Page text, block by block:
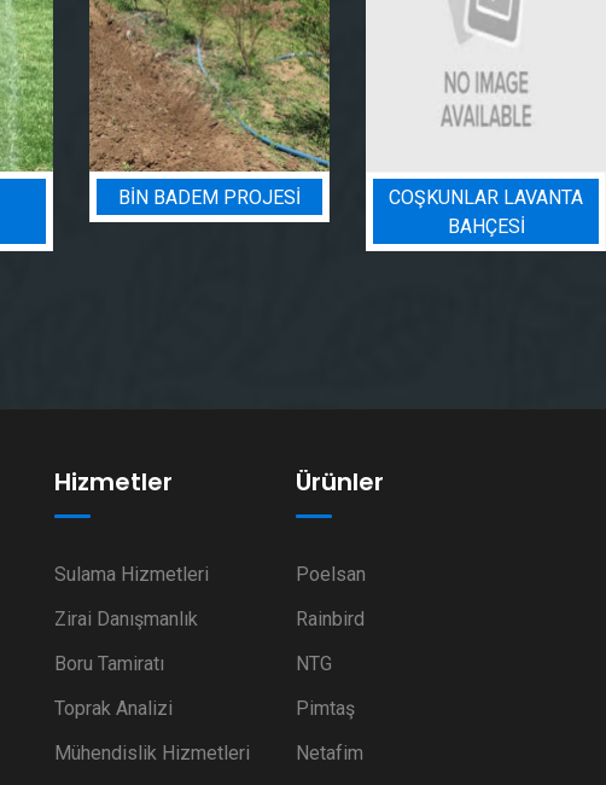
BIN BADEM PROJESI
COŞKUNLAR LAVANTA
BAHÇESİ
Hizmetler
Sulama Hizmetleri
Zirai Danışmanlık
Boru Tamiratı
Toprak Analizi
Mühendislik Hizmetleri
Ürünler
Poelsan
Rainbird
NTG
Pimtaş
Netafim